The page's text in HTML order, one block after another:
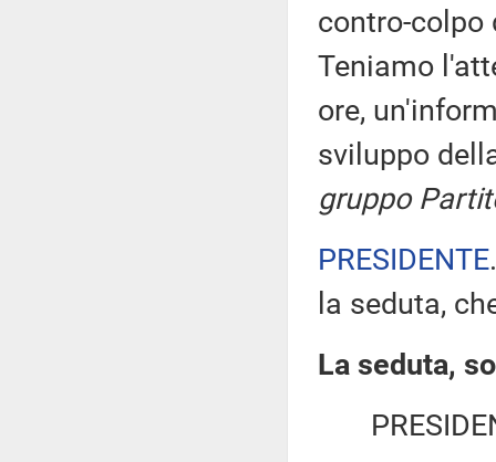
contro-colpo
Teniamo
ore,
sviluppo
gruppo
PRESIDENTE
la seduta,
La seduta,